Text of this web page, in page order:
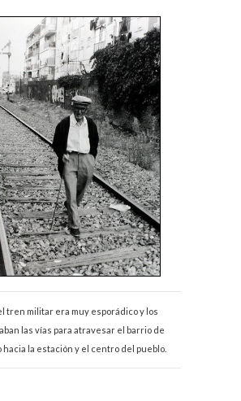
tren militar era muy esporádico y los
las vías para atravesar el barrio de
hacia la estación y el centro del pueblo.